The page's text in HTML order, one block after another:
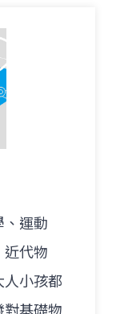
、運動
近代物
人小孩都
對基礎物